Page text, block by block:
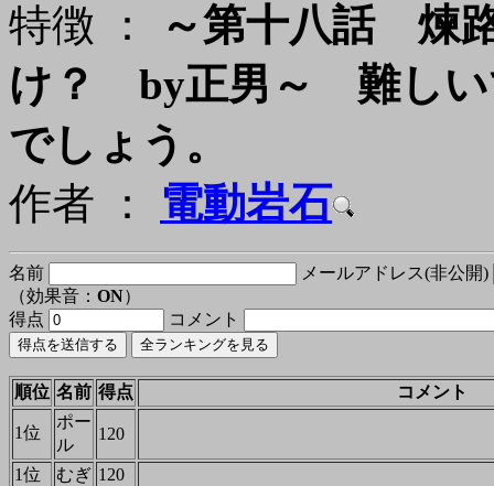
特徴 ：
～第十八話 煉
け？ by正男～ 難しい
でしょう。
作者 ： 電動岩石
名前
メールアドレス(非公開)
（効果音： ON）
得点
コメント
順位 名前 得点 コメント
1位
ポー
ル
120
1位 むぎ 120